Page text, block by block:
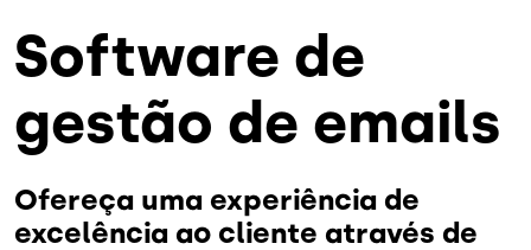
+44-330-808-5300
Software de
gestão de emails
Ofereça uma experiência de
excelência ao cliente através de